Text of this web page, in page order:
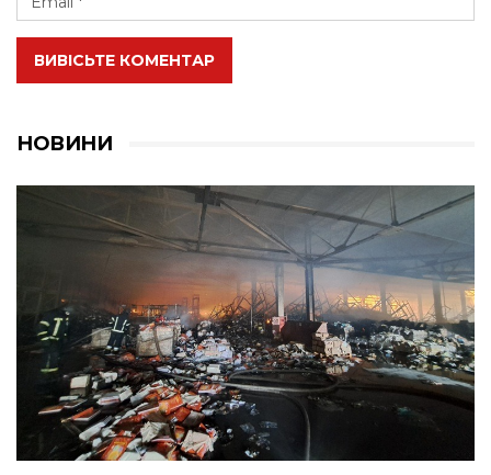
ВИВІСЬТЕ КОМЕНТАР
НОВИНИ